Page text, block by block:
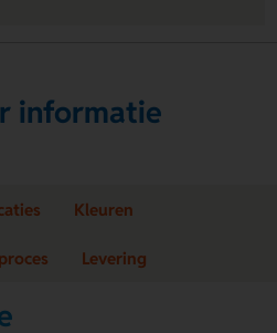
informatie
Kleuren
Levering